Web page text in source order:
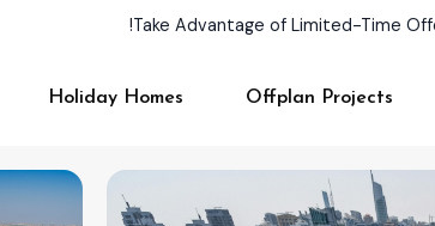
Take Advantage of Limited-Time
Offplan Projects
Holiday Homes